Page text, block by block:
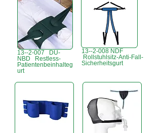
13--2-007 DU-
NBD Restless-
Patientenbeinhalteg
urt
13--2-008 NDF
Rollstuhlsitz-Anti-Fall-
Sicherheitsgurt